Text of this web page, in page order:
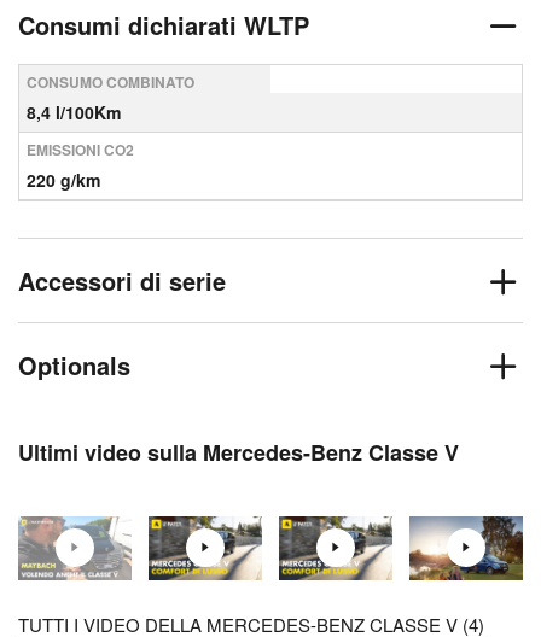
Consumi dichiarati WLTP
CONSUMO COMBINATO
8,4 l/100Km
EMISSIONI CO2
220 g/km
Accessori di serie
Optionals
Ultimi video sulla Mercedes-Benz Classe V
TUTTI I VIDEO DELLA MERCEDES-BENZ CLASSE V (4)